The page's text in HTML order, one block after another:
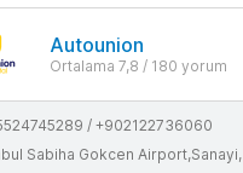
Autounion
Ortalama 7,8 / 180 yorum
/ +902122736060
Gokcen Airport,Sanayi, Sabiha Gokcen Havaalanı,